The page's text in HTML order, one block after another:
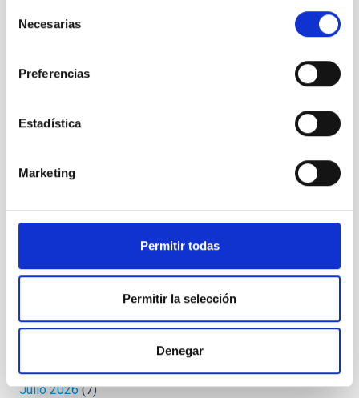
Necesarias
Preferencias
Estadística
Marketing
Permitir todas
Permitir la selección
Denegar
Astroféminas
Crónicas del espacio
IYL 2015, luces y ¡acción!
La jerga de las estrellas
Mirando al cielo
Palmeros en el ORM
Relatos celestes(4)
(19)
Sin categoría(1)
Archivo
Agosto 2026(2)
Julio 2026(7)